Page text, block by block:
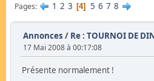
Pages 1 2 3 4 5 6 7 8
Annonces / Re : TOURNOI DE
17 Mai 2008 à 00:17:08
Présente normalement !